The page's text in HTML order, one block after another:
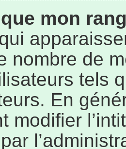
que mon
nombre de
tels
En
modifier